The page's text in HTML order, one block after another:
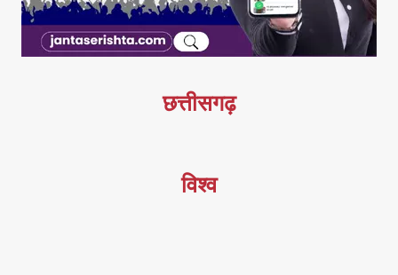
छत्तीसगढ़
विश्व